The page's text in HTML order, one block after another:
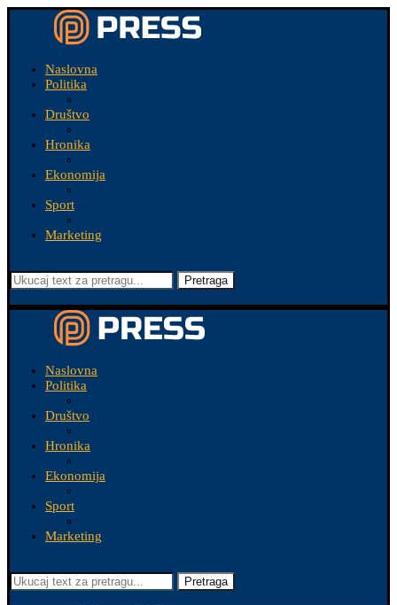
Naslovna
Politika
Društvo
Hronika
Ekonomija
Sport
Marketing
Pretraga
Naslovna
Politika
Društvo
Hronika
Ekonomija
Sport
Marketing
Pretraga